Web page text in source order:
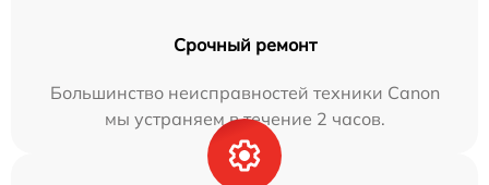
Срочный ремонт
Большинство неисправностей техники Canon
мы устраняем в течение 2 часов.